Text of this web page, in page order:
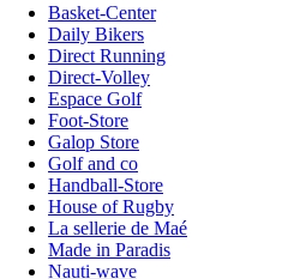
Basket-Center
Daily Bikers
Direct Running
Direct-Volley
Espace Golf
Foot-Store
Galop Store
Golf and co
Handball-Store
House of Rugby
La sellerie de Maé
Made in Paradis
Nauti-wave